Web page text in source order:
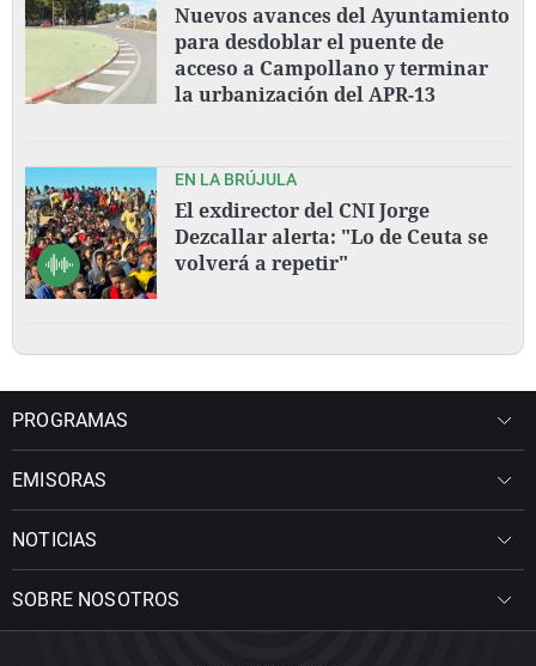
Nuevos avances del Ayuntamiento
para desdoblar el puente de
acceso a Campollano y terminar
la urbanización del APR-13
EN LA BRÚJULA
El exdirector del CNI Jorge
Dezcallar alerta: "Lo de Ceuta se
volverá a repetir"
PROGRAMAS
EMISORAS
NOTICIAS
SOBRE NOSOTROS